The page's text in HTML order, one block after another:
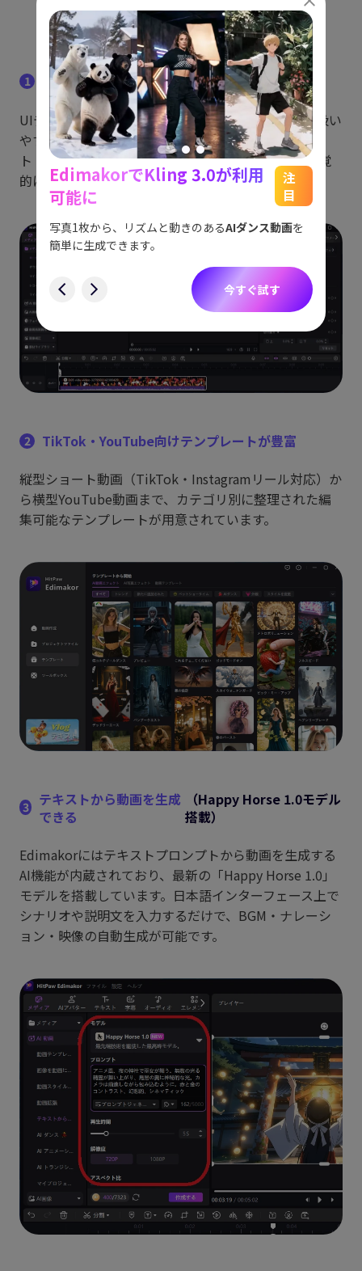
1
初心者でも簡単に操作できる
UIデザインが直感的で、動画編集の経験がなくても扱い
やすい構成になっています。タイムライン操作・カッ
ト・テキスト挿入・BGM追加といった基本機能が視覚
的にわかりやすく配置されています。
2
TikTok・YouTube向けテンプレートが豊富
縦型ショート動画（TikTok・Instagramリール対応）か
ら横型YouTube動画まで、カテゴリ別に整理された編
集可能なテンプレートが用意されています。
3
テキストから動画を生成
できる
（Happy Horse 1.0モデル
搭載）
Edimakorにはテキストプロンプトから動画を生成する
AI機能が内蔵されており、最新の「Happy Horse 1.0」
モデルを搭載しています。日本語インターフェース上で
シナリオや説明文を入力するだけで、BGM・ナレーシ
ョン・映像の自動生成が可能です。
EdimakorでKling 3.0が利用
可能に
注
目
写真1枚から、リズムと動きのあるAIダンス動画を
簡単に生成できます。
今すぐ試す
ョッ
にも